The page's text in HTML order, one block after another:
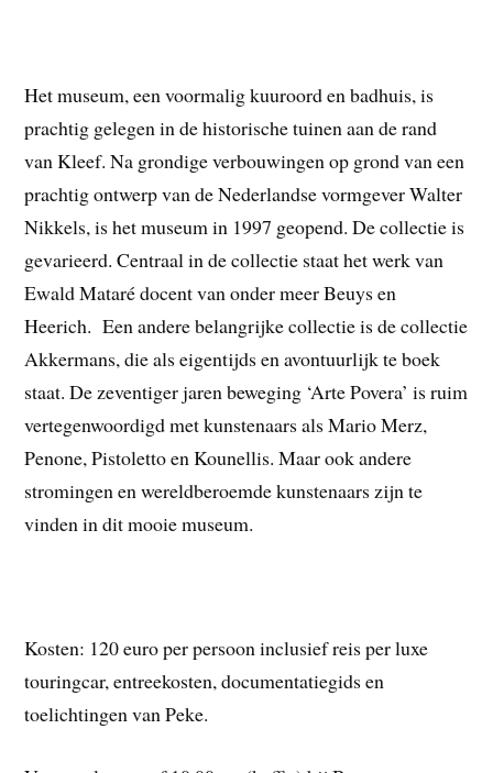
Het museum, een voormalig kuuroord en badhuis, is
prachtig gelegen in de historische tuinen aan de rand
van Kleef. Na grondige verbouwingen op grond van een
prachtig ontwerp van de Nederlandse vormgever Walter
Nikkels, is het museum in 1997 geopend. De collectie is
gevarieerd. Centraal in de collectie staat het werk van
Ewald Mataré docent van onder meer Beuys en
Heerich. Een andere belangrijke collectie is de collectie
Akkermans, die als eigentijds en avontuurlijk te boek
staat. De zeventiger jaren beweging ‘Arte Povera’ is ruim
vertegenwoordigd met kunstenaars als Mario Merz,
Penone, Pistoletto en Kounellis. Maar ook andere
stromingen en wereldberoemde kunstenaars zijn te
vinden in dit mooie museum.
Kosten: 120 euro per persoon inclusief reis per luxe
touringcar, entreekosten, documentatiegids en
toelichtingen van Peke.